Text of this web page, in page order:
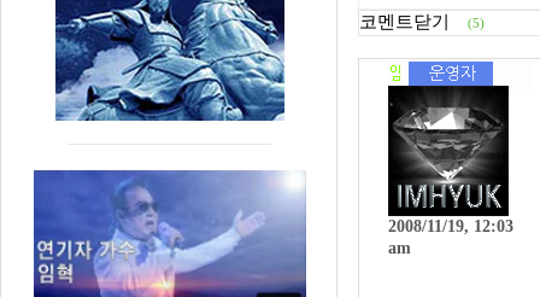
코멘트닫기 (5)
2008/11/19, 12:03
am